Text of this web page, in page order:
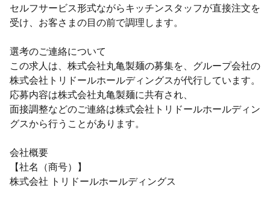
セルフサービス形式ながらキッチンスタッフが直接注文を
受け、お客さまの目の前で調理します。
選考のご連絡について
この求人は、株式会社丸亀製麺の募集を、グループ会社の
株式会社トリドールホールディングスが代行しています。
応募内容は株式会社丸亀製麺に共有され、
面接調整などのご連絡は株式会社トリドールホールディン
グスから行うことがあります。
会社概要
【社名（商号）】
株式会社 トリドールホールディングス